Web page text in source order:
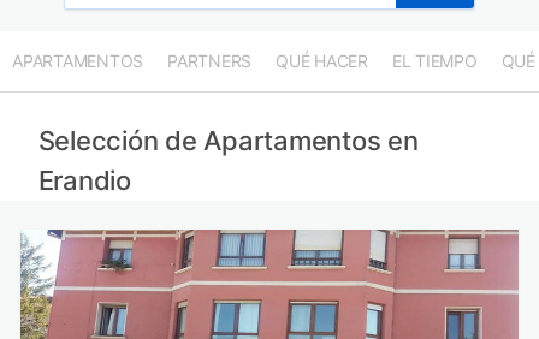
APARTAMENTOS PARTNERS QUÉ HACER EL TIEMPO QUÉ
Selección de Apartamentos en
Erandio